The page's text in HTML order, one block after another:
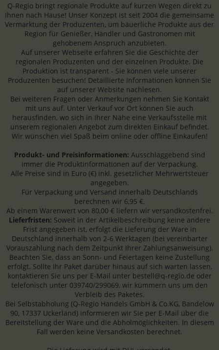
Q-Regio bringt regionale Produkte auf kurzen Wegen direkt zu
Ihnen nach Hause! Unser Konzept ist seit 2004 die gemeinsame
Vermarktung der Produzenten, um bäuerliche Produkte aus der
Region für Genießer, Händler und Gastronomen mit
gehobenem Anspruch anzubieten.
Auf unserer Webseite erfahren Sie die Geschichte der
regionalen Produzenten und der einzelnen Produkte. Die
Produktion ist transparent - Sie können viele unserer
Produzenten besuchen! Detaillierte Informationen können Sie
auf unserer Website nachlesen.
Bei weiteren Fragen oder Anmerkungen nehmen Sie Kontakt
mit uns auf. Unter Verkauf vor Ort können Sie auch
herausfinden, wo sich in Ihrer Nähe eine Verkaufsstelle mit
unserem regionalen Angebot zum direkten Einkauf befindet.
Wir wünschen viel Spaß beim online oder offline Einkaufen!
Produkt- und Preisinformationen: Ausschlaggebend sind
immer die Produktinformationen auf der Verpackung.
Alle Preise sind in Euro (€) inkl. gesetzlicher Mehrwertsteuer
angegeben.
Für Verpackung und Versand innerhalb Deutschlands
berechnen wir 6,95 €.
Ab einem Warenwert von 80,00 € liefern wir versandkostenfrei.
Lieferfristen: Soweit in der Artikelbeschreibung keine andere
Frist angegeben ist, erfolgt die Lieferung der Ware in
Deutschland innerhalb von 2-6 Werktagen (bei vereinbarter
Vorauszahlung nach dem Zeitpunkt Ihrer Zahlungsanweisung).
Beachten Sie, dass an Sonn- und Feiertagen keine Zustellung
erfolgt. Sollte Ihr Paket darüber hinaus auf sich warten lassen,
kontaktieren Sie uns per E-Mail unter bestell@q-regio.de oder
telefonisch unter 039740/299069, wir kümmern uns um den
Verbleib des Paketes.
Bei Selbstabholung (Q-Regio Handels GmbH & Co.KG, Bandelow
90, 17337 Uckerland) informieren wir Sie per E-Mail über die
Bereitstellung der Ware und die Abholmöglichkeiten. In diesem
Fall werden keine Versandkosten berechnet.